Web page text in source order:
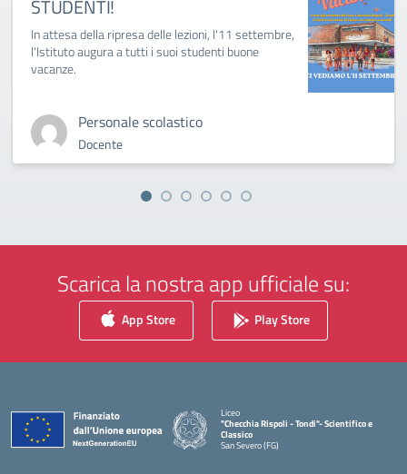
STUDENTI!
In attesa della ripresa delle lezioni, l'11 settembre,
l'Istituto augura a tutti i suoi studenti buone
vacanze.
Personale scolastico
Docente
Scarica la nostra app ufficiale su:
App Store Play Store
Liceo
"Checchia Rispoli - Tondi"- Scientifico e
Classico
San Severo (FG)